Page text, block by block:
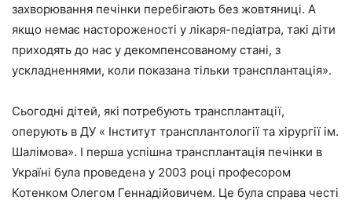
захворювання печінки перебігають без жовтяниці. А
якщо немає настороженості у лікаря-педіатра, такі діти
приходять до нас у декомпенсованому стані, з
ускладненнями, коли показана тільки трансплантація».
Сьогодні дітей, які потребують трансплантації,
оперують в ДУ « Інститут трансплантології та хірургії ім.
Шалімова». І перша успішна трансплантація печінки в
Україні була проведена у 2003 році професором
Котенком Олегом Геннадійовичем. Це була справа честі